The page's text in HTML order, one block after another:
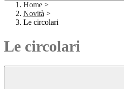
Home >
Novità >
Le circolari
Le circolari